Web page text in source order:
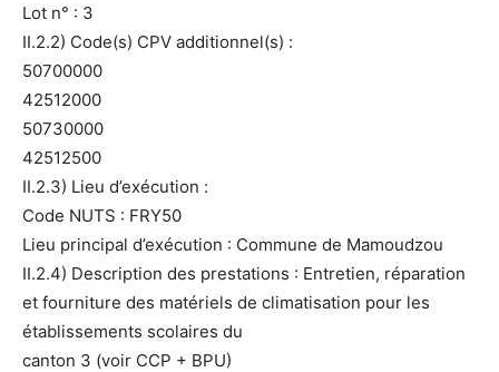
Lot n° : 3
II.2.2) Code(s) CPV additionnel(s) :
50700000
42512000
50730000
42512500
II.2.3) Lieu d’exécution :
Code NUTS : FRY50
Lieu principal d’exécution : Commune de Mamoudzou
II.2.4) Description des prestations : Entretien, réparation
et fourniture des matériels de climatisation pour les
établissements scolaires du
canton 3 (voir CCP + BPU)